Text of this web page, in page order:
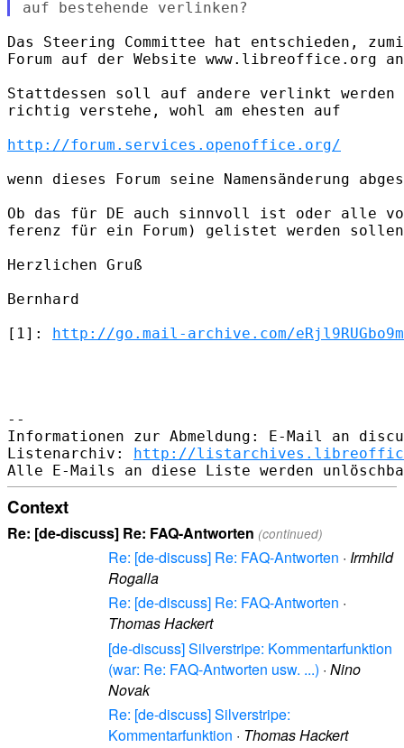
Das Steering Committee hat entschieden,
Forum auf der Website www.libreoffice.org
Stattdessen soll auf andere verlinkt werden
richtig verstehe, wohl am ehesten auf
http://forum.services.openoffice.org/
wenn dieses Forum seine Namensänderung
Ob das für DE auch sinnvoll ist oder alle
ferenz für ein Forum) gelistet werden
Herzlichen Gruß
Bernhard
[1]: http://go.mail-archive.com/
--
Informationen zur Abmeldung: E-Mail an
Listenarchiv: http://
Context
Re: [de-discuss] Re: FAQ-Antworten (continued)
Re: [de-discuss] Re: FAQ-Antworten · Irmhild
Rogalla
Re: [de-discuss] Re: FAQ-Antworten ·
Thomas Hackert
[de-discuss] Silverstripe: Kommentarfunktion
(war: Re: FAQ-Antworten usw. ...) · Nino
Novak
Re: [de-discuss] Silverstripe:
Kommentarfunktion · Thomas Hackert